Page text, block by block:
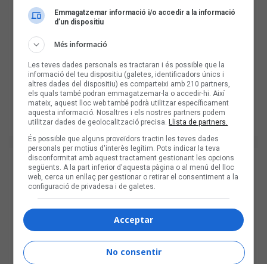
Emmagatzemar informació i/o accedir a la informació
d’un dispositiu
Més informació
Les teves dades personals es tractaran i és possible que la
informació del teu dispositiu (galetes, identificadors únics i
altres dades del dispositiu) es comparteixi amb 210 partners,
els quals també podran emmagatzemar-la o accedir-hi. Així
mateix, aquest lloc web també podrà utilitzar específicament
aquesta informació. Nosaltres i els nostres partners podem
utilitzar dades de geolocalització precisa.Llista de partners.
És possible que alguns proveïdors tractin les teves dades
personals per motius d'interès legítim. Pots indicar la teva
disconformitat amb aquest tractament gestionant les opcions
següents. A la part inferior d'aquesta pàgina o al menú del lloc
web, cerca un enllaç per gestionar o retirar el consentiment a la
configuració de privadesa i de galetes.
Acceptar
No consentir